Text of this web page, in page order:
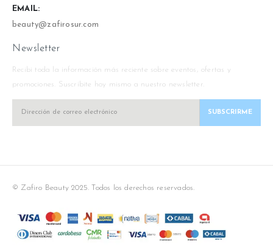
EMAIL:
beauty@zafirosur.com
Newsletter
Recibi toda la información más reciente sobre eventos, ofertas y
promociones. Suscríbite hoy mismo a nuestro newsletter.
© Zafiro Beauty 2025. Todos los derechos reservados.